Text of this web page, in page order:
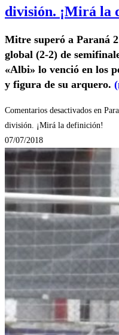
división. ¡Mirá la
Mitre superó a Paraná
global (2-2) de
«Albi» lo venció en los
y figura de su arquero.
Comentarios desactivados en
división. ¡Mirá la definición!
07/07/2018